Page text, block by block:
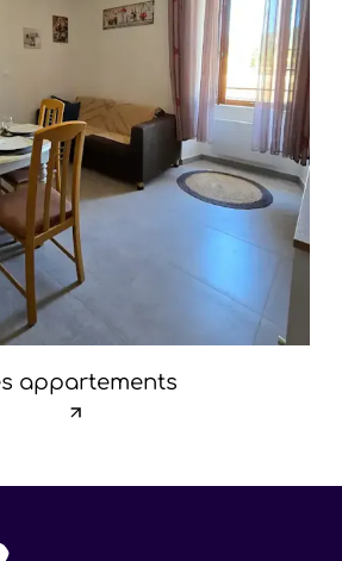
appartements